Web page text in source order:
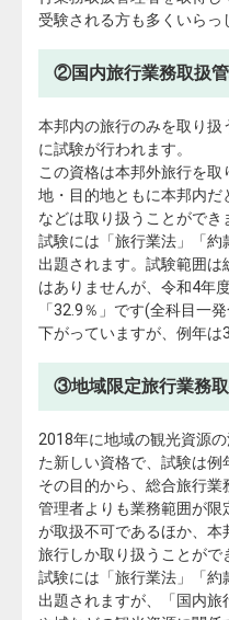
受験される方も多くいらっ
②国内旅行業務取扱
本邦内の旅行のみを取り扱
に試験が行われます。
この資格は本邦外旅行を
地・目的地ともに本邦内
などは取り扱うことができ
試験には「旅行業法」「
出題されます。試験範囲は
はありませんが、令和4年
「32.9％」です(全科目一
下がっていますが、例年は
③地域限定旅行業務
2018年に地域の観光資源
た新しい資格で、試験は例
その目的から、総合旅行
管理者よりも業務範囲が
が取扱不可であるほか、
旅行しか取り扱うことがで
試験には「旅行業法」「
出題されますが、「国内